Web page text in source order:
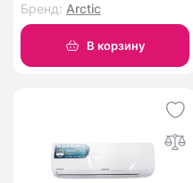
Бренд: Arctic
В корзину